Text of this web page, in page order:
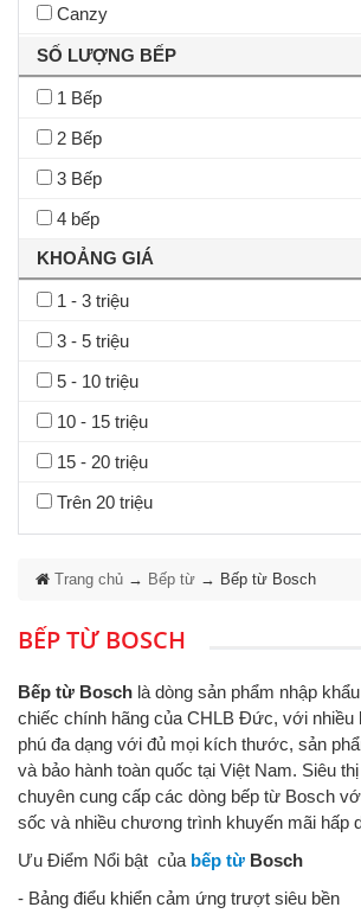
Canzy
Arber
Fandi
Binova
Sunhouse
Rommelsbacher
SỐ LƯỢNG BẾP
1 Bếp
2 Bếp
3 Bếp
4 bếp
KHOẢNG GIÁ
1 - 3 triệu
3 - 5 triệu
5 - 10 triệu
10 - 15 triệu
15 - 20 triệu
Trên 20 triệu
Trang chủ → Bếp từ → Bếp từ Bosch
BẾP TỪ BOSCH
Bếp từ Bosch là dòng sản phẩm nhập
chiếc chính hãng của CHLB Đức, với nhiều
phú đa dạng với đủ mọi kích thước, sản
và bảo hành toàn quốc tại Việt Nam. Siêu
chuyên cung cấp các dòng bếp từ Bosch
sốc và nhiều chương trình khuyến mãi hấp
Ưu Điểm Nổi bật của bếp từ Bosch
- Bảng điểu khiển cảm ứng trượt siêu bền